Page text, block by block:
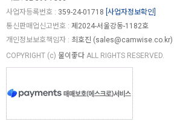
사업자등록번호 : 359-24-01718 [사업자정보확인]
통신판매업신고번호 : 제2024-서울강동-1182호
개인정보보호책임자 : 최호진 (sales@camwise.co.kr)
COPYRIGHT (c) 물이좋다 ALL RIGHTS RESERVED.